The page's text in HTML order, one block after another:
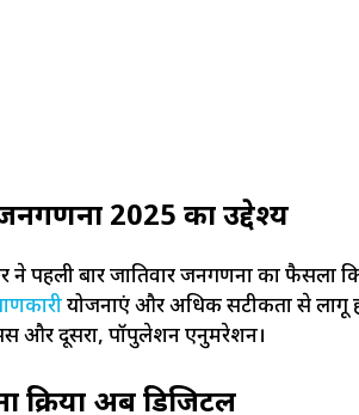
2025 का उद्देश्य
ने पहली बार जातिवार जनगणना का
योजनाएं और अधिक सटीकता से लागू
और दूसरा, पॉपुलेशन एनुमरेशन।
अब डिजिटल